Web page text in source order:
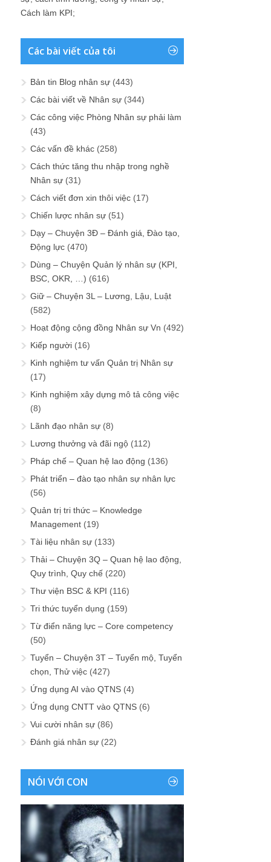
Cách làm KPI;
Các bài viết của tôi
Bản tin Blog nhân sự (443)
Các bài viết về Nhân sự (344)
Các công việc Phòng Nhân sự phải làm
(43)
Các vấn đề khác (258)
Cách thức tăng thu nhập trong nghề
Nhân sự (31)
Cách viết đơn xin thôi việc (17)
Chiến lược nhân sự (51)
Dạy – Chuyện 3Đ – Đánh giá, Đào tạo,
Động lực (470)
Dùng – Chuyện Quản lý nhân sự (KPI,
BSC, OKR, …) (616)
Giữ – Chuyện 3L – Lương, Lậu, Luật
(582)
Hoạt động cộng đồng Nhân sự Vn (492)
Kiếp người (16)
Kinh nghiệm tư vấn Quản trị Nhân sự
(17)
Kinh nghiệm xây dựng mô tả công việc
(8)
Lãnh đạo nhân sự (8)
Lương thưởng và đãi ngộ (112)
Pháp chế – Quan hệ lao động (136)
Phát triển – đào tạo nhân sự nhân lực
(56)
Quản trị tri thức – Knowledge
Management (19)
Tài liệu nhân sự (133)
Thải – Chuyện 3Q – Quan hệ lao động,
Quy trình, Quy chế (220)
Thư viện BSC & KPI (116)
Tri thức tuyển dụng (159)
Từ điển năng lực – Core competency
(50)
Tuyển – Chuyện 3T – Tuyển mộ, Tuyển
chọn, Thử việc (427)
Ứng dụng AI vào QTNS (4)
Ứng dụng CNTT vào QTNS (6)
Vui cười nhân sự (86)
Đánh giá nhân sự (22)
NÓI VỚI CON